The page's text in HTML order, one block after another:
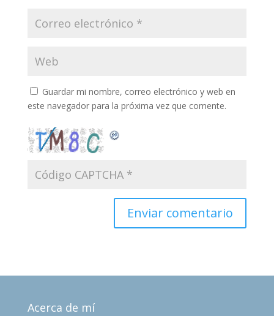
Guardar mi nombre, correo electrónico y web en
este navegador para la próxima vez que comente.
Acerca de mí